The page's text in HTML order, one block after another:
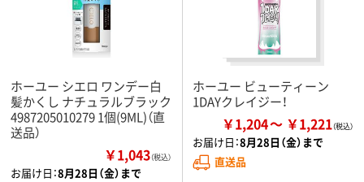
ホーユー シエロ ワンデー白
髪かくし ナチュラルブラック
4987205010279 1個(9ML)（直
送品）
￥1,043（税込）
お届け日：8月28日（金）まで
ホーユー ビューティーン
1DAYクレイジー！
￥1,204 ￥1,221
お届け日：8月28日（金）まで
直送品